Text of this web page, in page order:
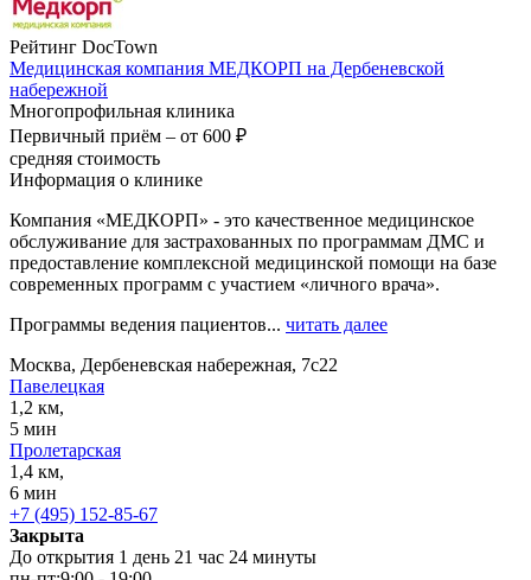
Рейтинг DocTown
Медицинская компания МЕДКОРП на Дербеневской
набережной
Многопрофильная клиника
Первичный приём – от 600 ₽
средняя стоимость
Информация о клинике
Компания «МЕДКОРП» - это качественное медицинское
обслуживание для застрахованных по программам ДМС и
предоставление комплексной медицинской помощи на базе
современных программ с участием «личного врача».
Программы ведения пациентов... читать далее
Москва, Дербеневская набережная, 7с22
Павелецкая
1,2 км,
5 мин
Пролетарская
1,4 км,
6 мин
+7 (495) 152-85-67
Закрыта
До открытия 1 день 21 час 24 минуты